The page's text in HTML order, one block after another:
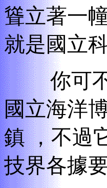
聳立著一
就是國立
你可不要
國立海洋
鎮 ，不過
技界各據